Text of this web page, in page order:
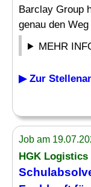
Barclay Group
genau den
MEHR
▶ Zur
Job am
HGK